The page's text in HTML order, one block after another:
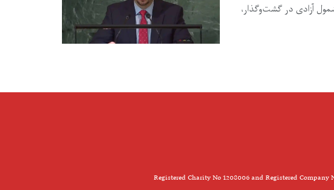
آزادی در گشت‌وگذار،
Registered Charity No 1208006 and Registered Company